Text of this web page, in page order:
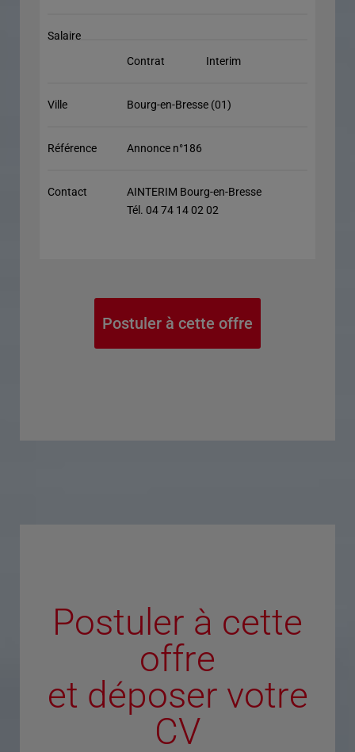
Salaire
Contrat
Interim
Ville Bourg-en-Bresse (01)
Référence Annonce n°186
Contact
AINTERIM Bourg-en-Bresse
Tél. 04 74 14 02 02
Postuler à cette offre
Postuler à cette
offre
et déposer votre
CV